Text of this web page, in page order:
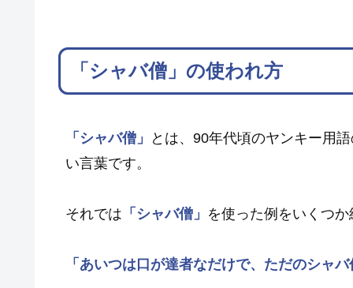
「シャバ僧」の使われ方
「シャバ僧」
とは、90年代頃のヤンキー用
い言葉です。
それでは 「シャバ僧」 を使った例をいくつ
「あいつは口が達者なだけで、ただのシャ